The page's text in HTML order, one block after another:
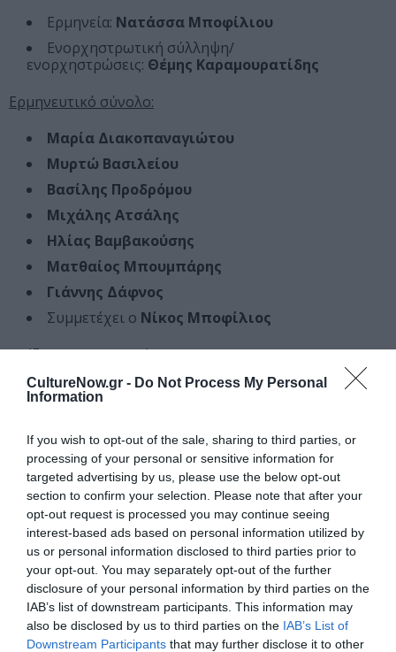
CultureNow.gr - Do Not Process My Personal
Information
If you wish to opt-out of the sale, sharing to third parties, or
processing of your personal or sensitive information for
targeted advertising by us, please use the below opt-out
section to confirm your selection. Please note that after your
opt-out request is processed you may continue seeing
interest-based ads based on personal information utilized by
us or personal information disclosed to third parties prior to
your opt-out. You may separately opt-out of the further
disclosure of your personal information by third parties on the
IAB’s list of downstream participants. This information may
also be disclosed by us to third parties on the IAB’s List of
Downstream Participants that may further disclose it to other
Ερμηνεία: Νατάσσα Μποφίλιου
Ενορχηστρωτική σύλληψη/
ενορχηστρώσεις: Θέμης Καραμουρατίδης
Ερμηνευτικό σύνολο:
Μαρία Διακοπαναγιώτου
Μυρτώ Βασιλείου
Βασίλης Προδρόμου
Μιχάλης Ατσάλης
Ηλίας Βαμβακούσης
Ματθαίος Μπουμπάρης
Γιάννης Δάφνος
Συμμετέχει ο Νίκος Μποφίλιος
Παίζουν οι μουσικοί:
Γιώργος Μπουλντήςκόντραμπασο
Γιώργος Κάστανοςσαξόφωνο/ κλαρινέτο
Κωνσταντίνος Σαπούνηςτρομπέτα
Ευάγγελος Χαμρίστσακτρομπόνι
Παρτιτούρες:Άρης Ζέρβας
Σχεδιασμός αφίσας:Αιμιλία Μιχαηλίδου
Σύλληψη / Καλλιτεχνική διεύθυνση: Νατάσσα
Μποφίλιου
Ευχαριστούμε για τη συμβολή της τηνΡένα
Παρμενίδου